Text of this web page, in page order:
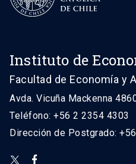
Instituto de
Facultad de Economía y
Avda. Vicuña Mackenna
Teléfono: +56 2 2354 4303
Dirección de Postgrado: